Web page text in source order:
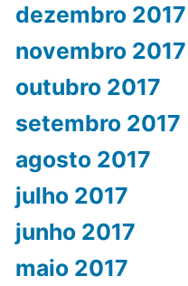
dezembro 2017
novembro 2017
outubro 2017
setembro 2017
agosto 2017
julho 2017
junho 2017
maio 2017